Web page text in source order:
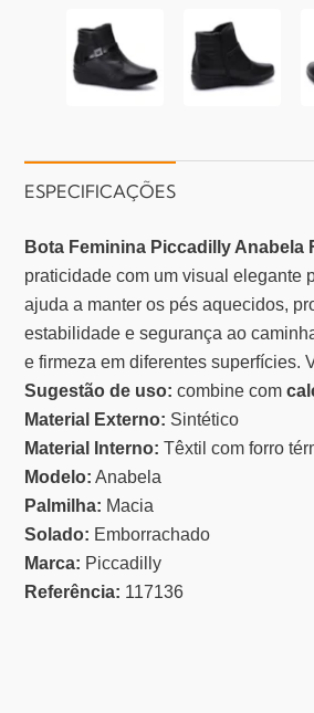
ESPECIFICAÇÕES
Bota Feminina Piccadilly Anabela
praticidade com um visual elegante
ajuda a manter os pés aquecidos,
estabilidade e segurança ao
e firmeza em diferentes superfícies.
Sugestão de uso: combine com
Material Externo: Sintético
Material Interno: Têxtil com forro
Modelo: Anabela
Palmilha: Macia
Solado: Emborrachado
Marca: Piccadilly
Referência: 117136